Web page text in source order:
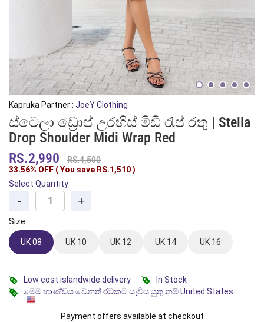
Kapruka Partner : JoeY Clothing
ස්ටෙලා ඩ්‍රොප් උරහිස් මිඩි රැප් රතු | Stella
Drop Shoulder Midi Wrap Red
RS.2,990
RS.4,500
33.56% OFF ( You save RS.1,510)
Select Quantity
- +
Size
UK 08 UK 10 UK 12 UK 14 UK 16
Low cost islandwide delivery
In Stock
මෙම භාණ්ඩය වෙනත් රටකට යැවිය යුතු නම් United States
Payment offers available at checkout